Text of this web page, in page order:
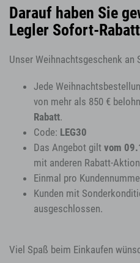
Darauf haben Sie
Legler Sofort-
Unser Weihnachtsgeschenk an
Jede
von mehr als 850 €
Rabatt.
Code: LEG30
Das Angebot gilt vom
mit anderen Rabatt-
Einmal pro
Kunden mit
ausgeschlossen.
Viel Spaß beim Einkaufen